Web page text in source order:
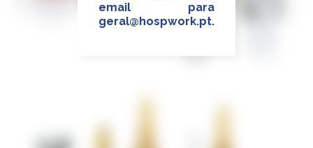
email para
geral@hospwork.pt.